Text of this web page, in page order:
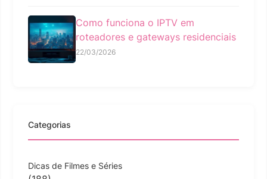
Como funciona o IPTV em
roteadores e gateways residenciais
22/03/2026
Categorias
Dicas de Filmes e Séries